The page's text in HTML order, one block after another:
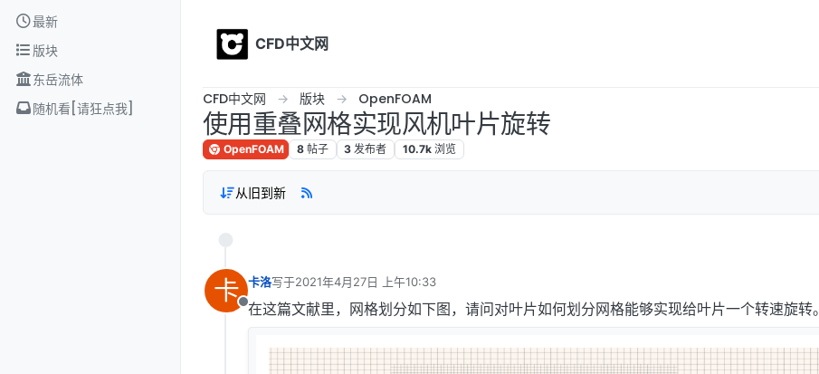
Skip to content
最新
版块
东岳流体
随机看[请狂点我]
CFD中文网
CFD中文网 版块 OpenFOAM
使用重叠网格实现风机叶片旋转
OpenFOAM 8 帖子 3 发布者 10.7k 浏览
从旧到新
卡
离线
卡洛写于2021年4月27日 上午10:33
最后由 编辑
在这篇文献里，网格划分如下图，请问对叶片如何划分网格能够实现给叶片一个转速旋转。